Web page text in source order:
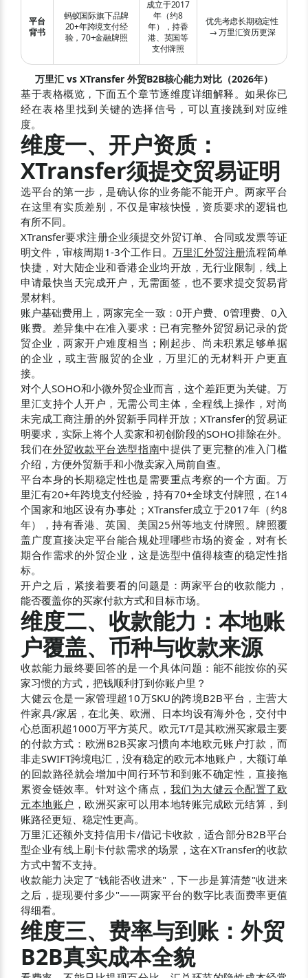
平台
背书
蚂蚁国际旗下品牌
20+年跨境支付经
验，70+金融牌照
成立于2017
年（约8
年），持香
港、英国等
支付牌照
优先考虑长期稳定性
→ 万里汇资历更深
万里汇 vs XTransfer 外贸B2B核心能力对比（2026年）
基于表格概览，下面五个章节逐维度详细解释。如果你已
经在表格里找到关键的选择信号，可以直接跳到对应维
度。
维度一、开户资质：
XTransfer须提交贸易证明
选平台的第一步，是确认你的业务能不能开户。两家平台
在这里有实质差别，不仅是审核快慢，资质要求的逻辑也
有所不同。
XTransfer要求注册企业须提交外贸订单、合同或发票等证
明文件，审核周期1-3个工作日。 万里汇外贸注册流程简单
快捷，对大陆企业和香港企业均开放，无行业限制，线上
申请最快当天完成开户，无需面签，也不要求提交贸易背
景材料。
账户基础费用上，两家完全一致：0开户费、0管理费、0入
账费。差异集中在准入要求：已有完整外贸贸易记录的货
贸企业，两家开户难度相当；刚起步、尚未积累足够单据
的企业，或主营服贸的企业，万里汇的无材料开户更直
接。
对个人SOHO和小微外贸企业而言，这个差距更为关键。万
里汇支持个人开户，无需公司主体，全程线上操作，对尚
未完成工商注册的外贸新手同样开放；XTransfer的贸易证
明要求，实际上将个人卖家和初创阶段的SOHO排除在外。
我们在外贸收款平台选型指南中提供了更完整的准入门槛
介绍，方便外贸新手和小微卖家入局前自查。
平台本身的长期稳定性也是需要重点考察的一个方面。万
里汇有20+年跨境支付经验，持有70+全球支付牌照，在14
个国家和地区设有办事处；XTransfer成立于2017年（约8
年），持有香港、英国、美国25州等地支付牌照。牌照覆
盖广度直接决定平台能合规处理哪些市场的资金，对有长
期合作需求的外贸企业，这是选型中值得核查的稳定性指
标。
开户之后，紧接着要看的问题是：两家平台的收款能力，
能否覆盖你的买家付款方式和目标市场。
维度二、收款能力：本地账
户覆盖、币种与收款来源
收款能力最终要回答的是一个具体问题：能不能按你的买
家习惯的方式，把钱顺利打到你账户里？
大健云仓是一家管理超10万SKU的跨境B2B平台，主营大
件家具/家居，在北美、欧洲、日本均设有海外仓，交付中
心总面积超1000万平方英尺。欧元T/T是其欧洲买家最主要
的付款方式：欧洲B2B买家习惯向本地欧元账户打款，而
非走SWIFT跨境电汇，没有稳定的欧元本地账户，大额订单
的回款路径就会增加中间行环节和到账不确定性，直接拖
累资金链效率。针对这个痛点， 我们为大健云仓配置了欧
元本地账户 ，欧洲买家可以用本地转账完成欧元结算，到
账路径更短、稳定性更高。
万里汇还额外支持信用卡/借记卡收款，适合部分B2B平台
型企业有线上刷卡付款需求的场景，这在XTransfer的收款
方式中暂不支持。
收款能力决定了"钱能否收进来"，下一步是算清楚"收进来
之后，提现要付多少"——两家平台的数字比表面费率更值
得细看。
维度三、费率与到账：外贸
B2B真实成本全貌